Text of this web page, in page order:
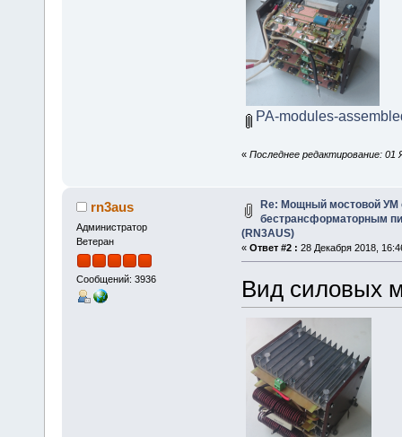
PA-modules-
« Последнее редактирование: 01
rn3aus
Администратор
Ветеран
Сообщений: 3936
Re: Мощный мостовой УМ
бестрансформаторным
(RN3AUS)
« Ответ #2 : 28 Декабря 2018,
Вид силовых